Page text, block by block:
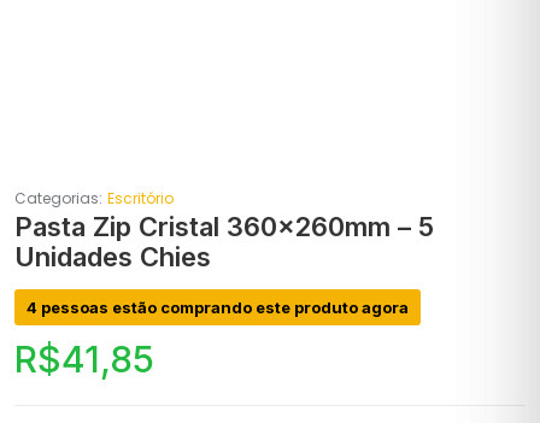
Categorias: Escritório
Pasta Zip Cristal 360x260mm – 5
Unidades Chies
4 pessoas estão comprando este produto agora
R$41,85